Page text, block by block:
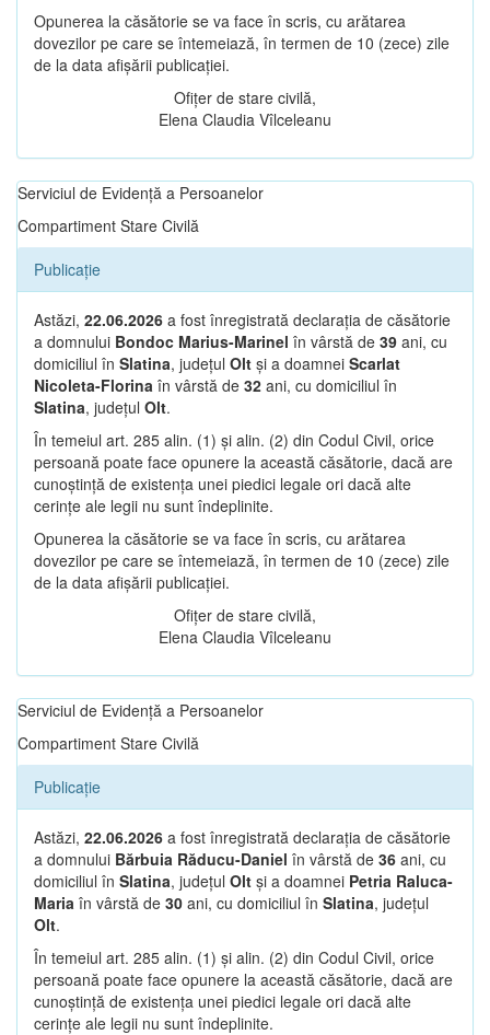
Opunerea la căsătorie se va face în scris, cu arătarea
dovezilor pe care se întemeiază, în termen de 10 (zece) zile
de la data afișării publicației.
Ofițer de stare civilă,
Elena Claudia Vîlceleanu
Serviciul de Evidență a Persoanelor
Compartiment Stare Civilă
Publicație
Astăzi, 22.06.2026 a fost înregistrată declarația de căsătorie
a domnului Bondoc Marius-Marinel în vârstă de 39 ani, cu
domiciliul în Slatina, județul Olt și a doamnei Scarlat
Nicoleta-Florina în vârstă de 32 ani, cu domiciliul în
Slatina, județul Olt.
În temeiul art. 285 alin. (1) și alin. (2) din Codul Civil, orice
persoană poate face opunere la această căsătorie, dacă are
cunoștință de existența unei piedici legale ori dacă alte
cerințe ale legii nu sunt îndeplinite.
Opunerea la căsătorie se va face în scris, cu arătarea
dovezilor pe care se întemeiază, în termen de 10 (zece) zile
de la data afișării publicației.
Ofițer de stare civilă,
Elena Claudia Vîlceleanu
Serviciul de Evidență a Persoanelor
Compartiment Stare Civilă
Publicație
Astăzi, 22.06.2026 a fost înregistrată declarația de căsătorie
a domnului Bărbuia Răducu-Daniel în vârstă de 36 ani, cu
domiciliul în Slatina, județul Olt și a doamnei Petria Raluca-
Maria în vârstă de 30 ani, cu domiciliul în Slatina, județul
Olt.
În temeiul art. 285 alin. (1) și alin. (2) din Codul Civil, orice
persoană poate face opunere la această căsătorie, dacă are
cunoștință de existența unei piedici legale ori dacă alte
cerințe ale legii nu sunt îndeplinite.